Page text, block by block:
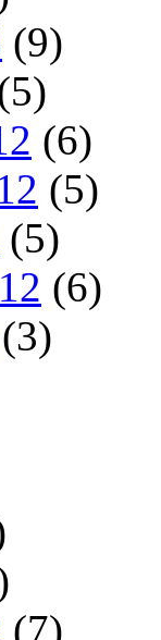
(9)
(6)
(5)
(5)
(6)
(3)
(7)